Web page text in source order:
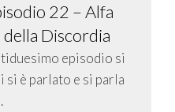
22 – Alfa
della Discordia
episodio si
si è parlato e si parla